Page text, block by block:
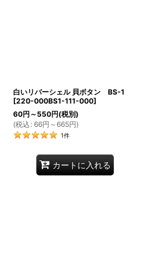
白いリバーシェル 貝ボタン BS-1
[220-000BS1-111-000]
60円 ～550円(税別)
(税込 : 66円 ～665円)
1件
カートに入れる